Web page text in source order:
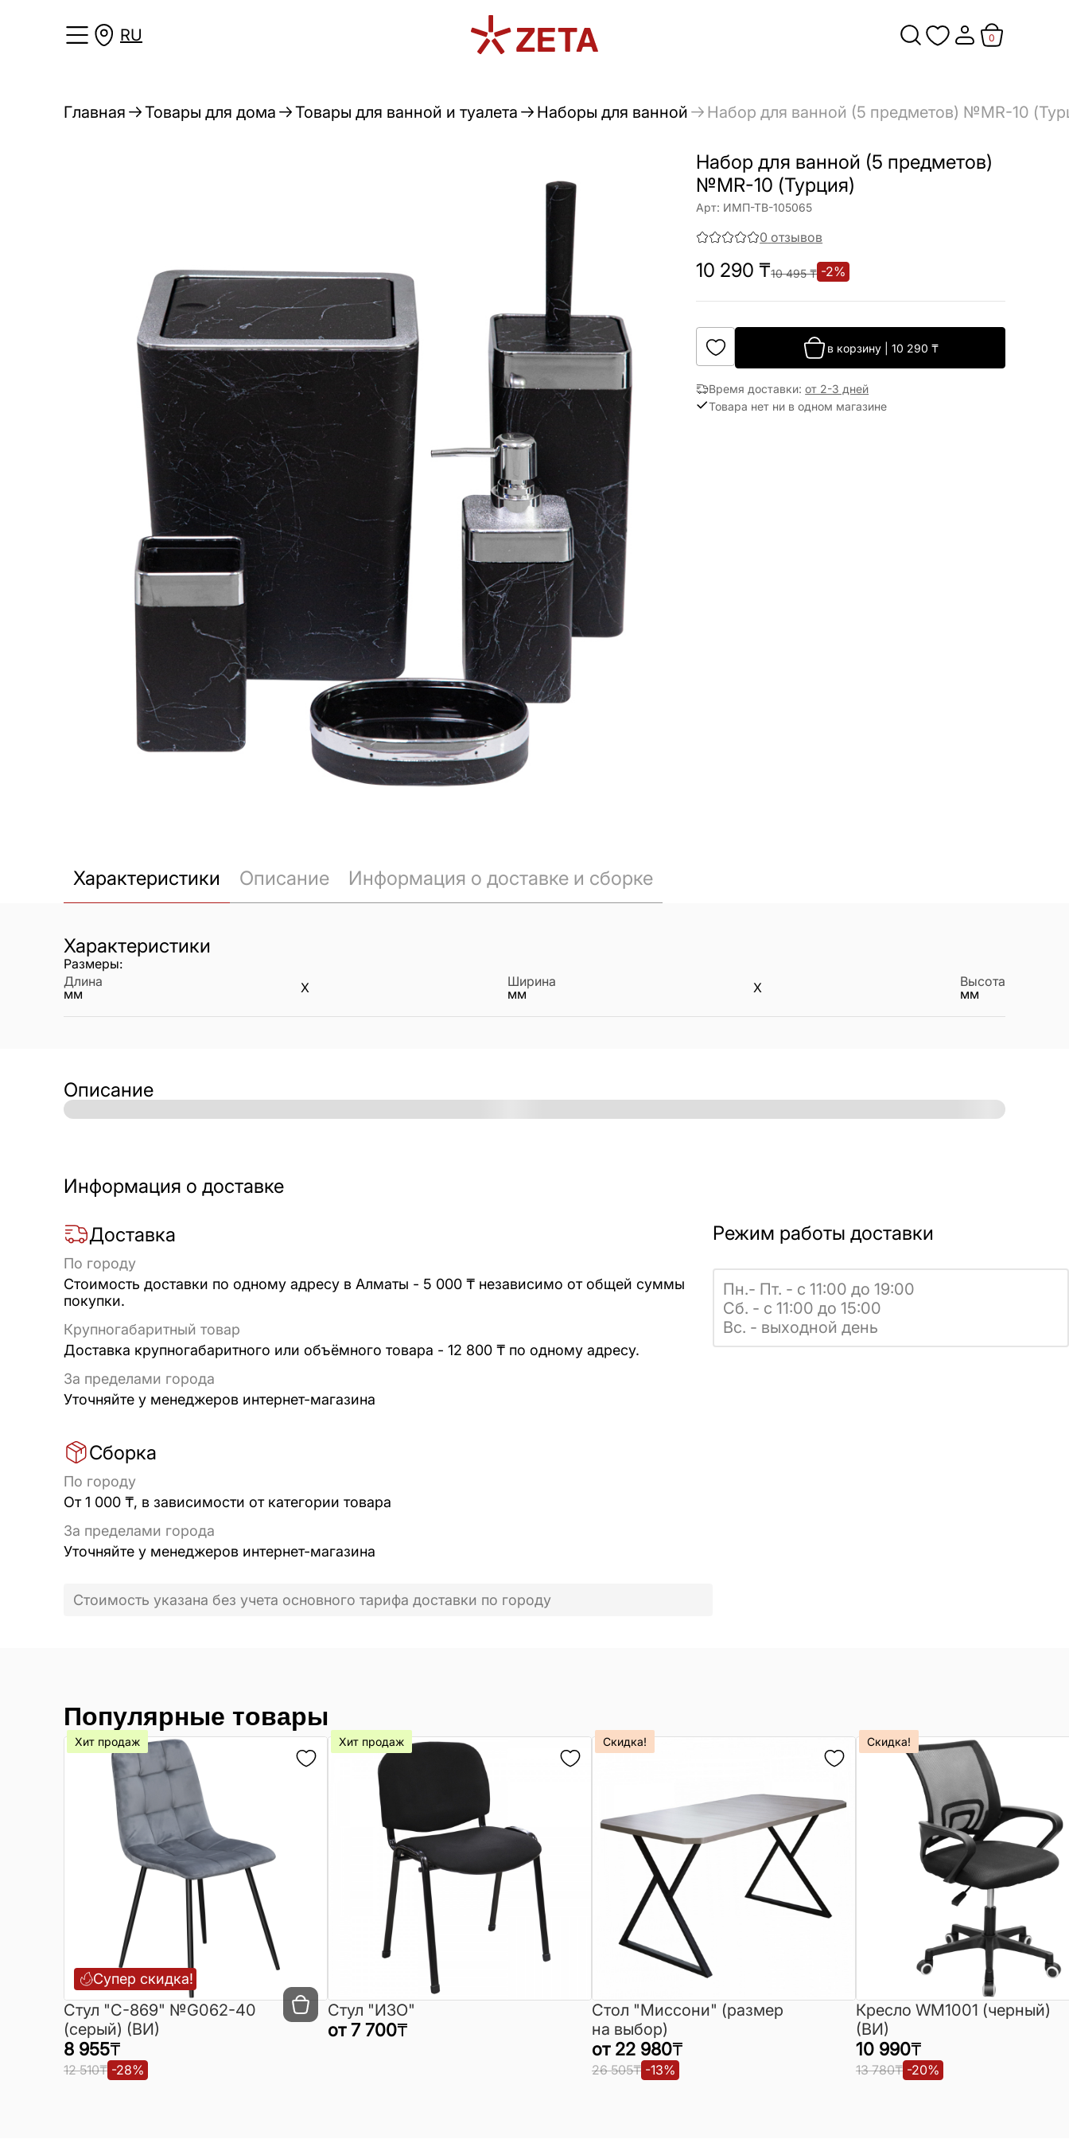
RU 0
Главная Товары для дома Товары для ванной и туалета Наборы для ванной Набор для ванной (5 предметов) №MR-10
Набор для ванной (5 предметов)
№MR-10 (Турция)
Арт: ИМП-ТВ-105065
0 отзывов
10 290 ₸10 495₸ -2%
в корзину |10 290 ₸
Время доставки:от 2-3 дней
Товара нет ни в одном магазине
Характеристики Описание Информация о доставке и сборке
Характеристики
Размеры:
Длина
мм
X
Ширина
мм
X
Высота
мм
Описание
Информация о доставке
Доставка
По городу
Стоимость доставки по одному адресу в Алматы - 5 000 ₸ независимо от общей суммы
покупки.
Крупногабаритный товар
Доставка крупногабаритного или объёмного товара - 12 800 ₸ по одному адресу.
За пределами города
Уточняйте у менеджеров интернет-магазина
Сборка
По городу
От 1 000 ₸, в зависимости от категории товара
За пределами города
Уточняйте у менеджеров интернет-магазина
Стоимость указана без учета основного тарифа доставки по городу
Режим работы доставки
Пн.- Пт. - с 11:00 до 19:00
Сб. - с 11:00 до 15:00
Вс. - выходной день
Популярные товары
Супер скидка!
Хит продаж
Cтул "C-869" №G062-40
(серый) (ВИ)
8 955₸
12 510₸ -28%
Хит продаж
Стул "ИЗО"
от 7 700₸
Скидка!
Стол "Миссони" (размер
на выбор)
от 22 980₸
26 505₸ -13%
Скидка!
Кресло WM1001 (черный)
(ВИ)
10 990₸
13 780₸ -20%